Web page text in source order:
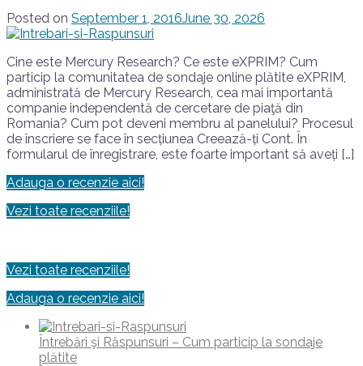
Posted on September 1, 2016June 30, 2026
Cine este Mercury Research? Ce este eXPRIM? Cum
particip la comunitatea de sondaje online plătite eXPRIM,
administrată de Mercury Research, cea mai importantă
companie independentă de cercetare de piaţă din
Romania? Cum pot deveni membru al panelului? Procesul
de înscriere se face în secțiunea Creează-ți Cont. În
formularul de înregistrare, este foarte important să aveți […]
Adauga o recenzie aici!
Vezi toate recenziile!
Vezi toate recenziile!
Adauga o recenzie aici!
Întrebări şi Răspunsuri – Cum particip la sondaje
plătite